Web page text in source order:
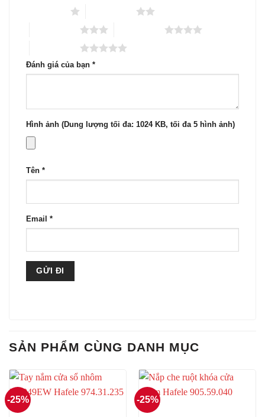
Đánh giá của bạn *
Hình ảnh (Dung lượng tối đa: 1024 KB, tối đa 5 hình ảnh)
Tên *
Email *
SẢN PHẨM CÙNG DANH MỤC
-25% -25%